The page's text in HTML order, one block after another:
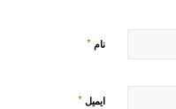
نام *
ایمیل *